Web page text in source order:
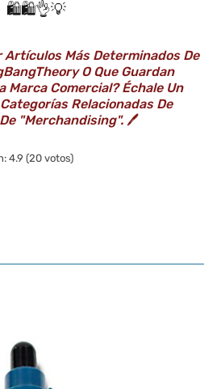
🛍️🛍️👌💡
Artículos Más Determinados De
O Que Guardan
Marca Comercial? Échale Un
Relacionadas De
"Merchandising". 🖊️
4.9 (20 votos)